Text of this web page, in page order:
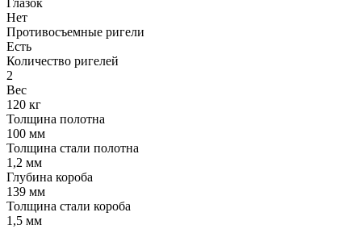
Нет
Противосъемные ригели
Есть
Количество ригелей
2
Вес
120 кг
Толщина полотна
100 мм
Толщина стали полотна
1,2 мм
Глубина короба
139 мм
Толщина стали короба
1,5 мм